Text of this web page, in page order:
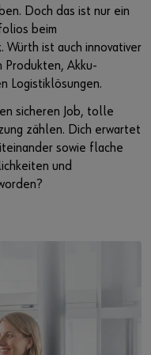
Doch das ist nur ein
beim
ist auch innovativer
Produkten, Akku-
Logistiklösungen.
sicheren Job, tolle
zählen. Dich erwartet
sowie flache
und